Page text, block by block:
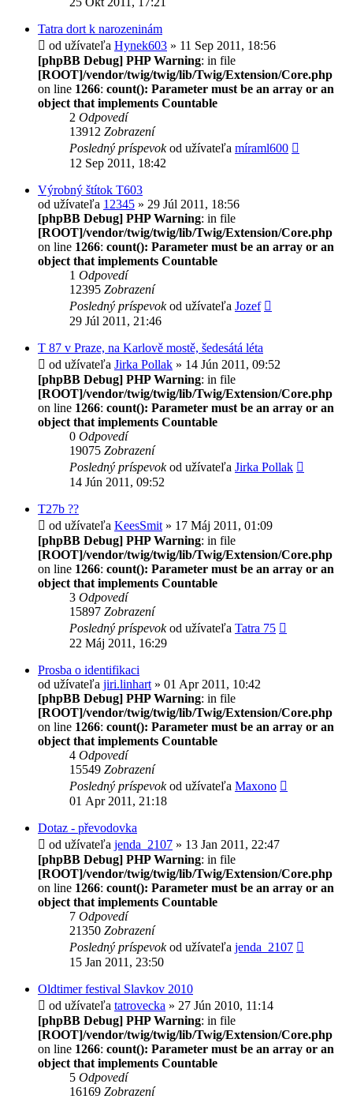
Tatra dort k narozeninám
od užívateľa Hynek603 » 11 Sep 2011, 18:56
[phpBB Debug] PHP Warning: in file
[ROOT]/vendor/twig/twig/lib/Twig/Extension/Core.php
on line 1266: count(): Parameter must be an array or an
object that implements Countable
2 Odpovedí
13912 Zobrazení
Posledný príspevokod užívateľa míraml600
12 Sep 2011, 18:42
Výrobný štítok T603
od užívateľa 12345 » 29 Júl 2011, 18:56
[phpBB Debug] PHP Warning: in file
[ROOT]/vendor/twig/twig/lib/Twig/Extension/Core.php
on line 1266: count(): Parameter must be an array or an
object that implements Countable
1 Odpovedí
12395 Zobrazení
Posledný príspevokod užívateľa Jozef
29 Júl 2011, 21:46
T 87 v Praze, na Karlově mostě, šedesátá léta
od užívateľa Jirka Pollak » 14 Jún 2011, 09:52
[phpBB Debug] PHP Warning: in file
[ROOT]/vendor/twig/twig/lib/Twig/Extension/Core.php
on line 1266: count(): Parameter must be an array or an
object that implements Countable
0 Odpovedí
19075 Zobrazení
Posledný príspevokod užívateľa Jirka Pollak
14 Jún 2011, 09:52
T27b ??
od užívateľa KeesSmit » 17 Máj 2011, 01:09
[phpBB Debug] PHP Warning: in file
[ROOT]/vendor/twig/twig/lib/Twig/Extension/Core.php
on line 1266: count(): Parameter must be an array or an
object that implements Countable
3 Odpovedí
15897 Zobrazení
Posledný príspevokod užívateľa Tatra 75
22 Máj 2011, 16:29
Prosba o identifikaci
od užívateľa jiri.linhart » 01 Apr 2011, 10:42
[phpBB Debug] PHP Warning: in file
[ROOT]/vendor/twig/twig/lib/Twig/Extension/Core.php
on line 1266: count(): Parameter must be an array or an
object that implements Countable
4 Odpovedí
15549 Zobrazení
Posledný príspevokod užívateľa Maxono
01 Apr 2011, 21:18
Dotaz - převodovka
od užívateľa jenda_2107 » 13 Jan 2011, 22:47
[phpBB Debug] PHP Warning: in file
[ROOT]/vendor/twig/twig/lib/Twig/Extension/Core.php
on line 1266: count(): Parameter must be an array or an
object that implements Countable
7 Odpovedí
21350 Zobrazení
Posledný príspevokod užívateľa jenda_2107
15 Jan 2011, 23:50
Oldtimer festival Slavkov 2010
od užívateľa tatrovecka » 27 Jún 2010, 11:14
[phpBB Debug] PHP Warning: in file
[ROOT]/vendor/twig/twig/lib/Twig/Extension/Core.php
on line 1266: count(): Parameter must be an array or an
object that implements Countable
5 Odpovedí
16169 Zobrazení